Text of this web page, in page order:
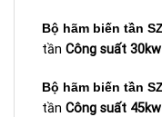
Bộ hãm biến tần
tần Công suất
Bộ hãm biến tần
tần Công suất